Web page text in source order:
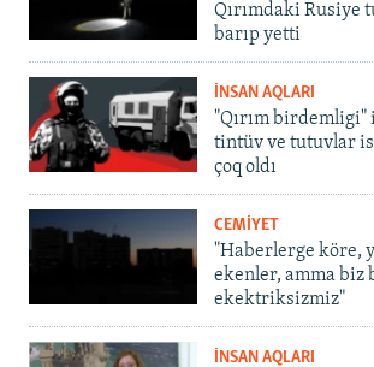
Qırımdaki Rusiye
barıp yetti
İNSAN AQLARI
"Qırım birdemligi"
tintüv ve tutuvlar
çoq oldı
CEMİYET
"Haberlerge köre,
ekenler, amma biz
ekektriksizmiz"
İNSAN AQLARI